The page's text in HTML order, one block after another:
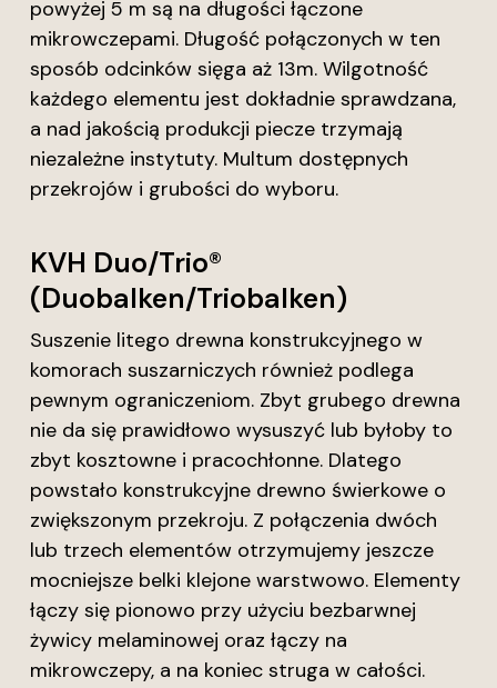
powyżej 5 m są na długości łączone
mikrowczepami. Długość połączonych w ten
sposób odcinków sięga aż 13m. Wilgotność
każdego elementu jest dokładnie sprawdzana,
a nad jakością produkcji piecze trzymają
niezależne instytuty. Multum dostępnych
przekrojów i grubości do wyboru.
KVH Duo/Trio®
(Duobalken/Triobalken)
Suszenie litego drewna konstrukcyjnego w
komorach suszarniczych również podlega
pewnym ograniczeniom. Zbyt grubego drewna
nie da się prawidłowo wysuszyć lub byłoby to
zbyt kosztowne i pracochłonne. Dlatego
powstało konstrukcyjne drewno świerkowe o
zwiększonym przekroju. Z połączenia dwóch
lub trzech elementów otrzymujemy jeszcze
mocniejsze belki klejone warstwowo. Elementy
łączy się pionowo przy użyciu bezbarwnej
żywicy melaminowej oraz łączy na
mikrowczepy, a na koniec struga w całości.